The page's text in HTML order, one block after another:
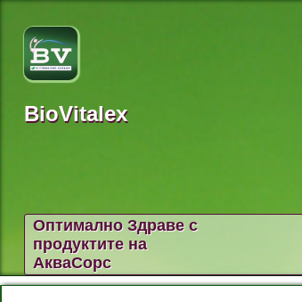
BioVitalex
Оптимално Здраве с
продуктите на
АкваСорс